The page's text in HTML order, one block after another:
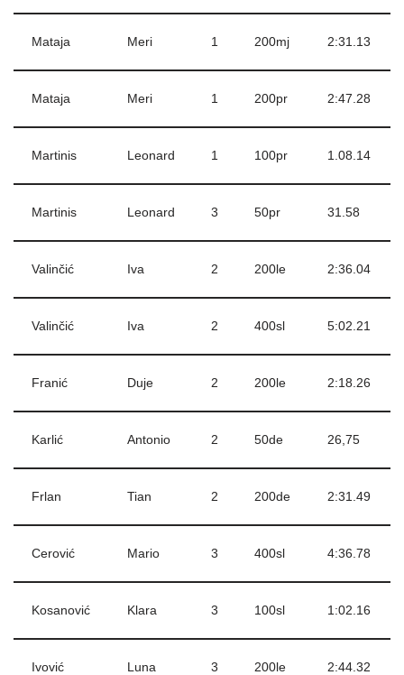
Mataja Meri 1 200mj 2:31.13
Mataja Meri 1 200pr 2:47.28
Martinis Leonard 1 100pr 1.08.14
Martinis Leonard 3 50pr 31.58
Valinčić Iva 2 200le 2:36.04
Valinčić Iva 2 400sl 5:02.21
Franić Duje 2 200le 2:18.26
Karlić Antonio 2 50de 26,75
Frlan Tian 2 200de 2:31.49
Cerović Mario 3 400sl 4:36.78
Kosanović Klara 3 100sl 1:02.16
Ivović Luna 3 200le 2:44.32